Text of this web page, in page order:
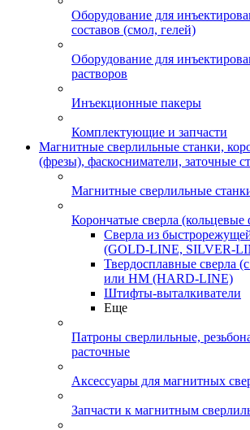
Оборудование для
составов (смол, гелей)
Оборудование для
растворов
Инъекционные пакеры
Комплектующие и запчасти
Магнитные сверлильные станки,
(фрезы), фаскосниматели, заточные
Магнитные сверлильные
Корончатые сверла (кольцевые
Сверла из
(GOLD-LINE, SILVER-
Твердосплавные сверла
или HM (HARD-LINE)
Штифты-выталкиватели
Еще
Патроны сверлильные,
расточные
Аксессуары для магнитных
Запчасти к магнитным